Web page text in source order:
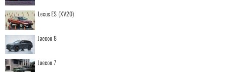
Lexus ES (XV20)
Jaecoo 8
Jaecoo 7